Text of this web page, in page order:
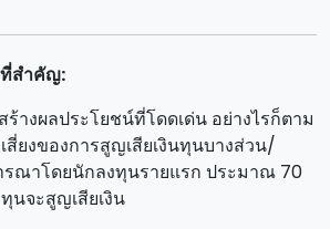
ที่สําคัญ:
างผลประโยชน์ที่โดดเด่น อย่างไรก็ตาม
สี่ยงของการสูญเสียเงินทุนบางส่วน/
ณาโดยนักลงทุนรายแรก ประมาณ 70
นจะสูญเสียเงิน